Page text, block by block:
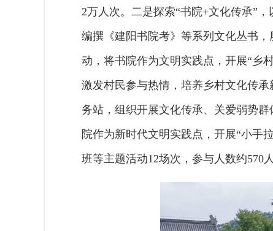
2万人次。二是探索“书院+文化传承”
编撰《建阳书院考》等系列文化丛书
动，将书院作为文明实践点，开展“乡
激发村民参与热情，培养乡村文化传
务站，组织开展文化传承、关爱弱势
院作为新时代文明实践点，开展“小
班等主题活动12场次，参与人数约570